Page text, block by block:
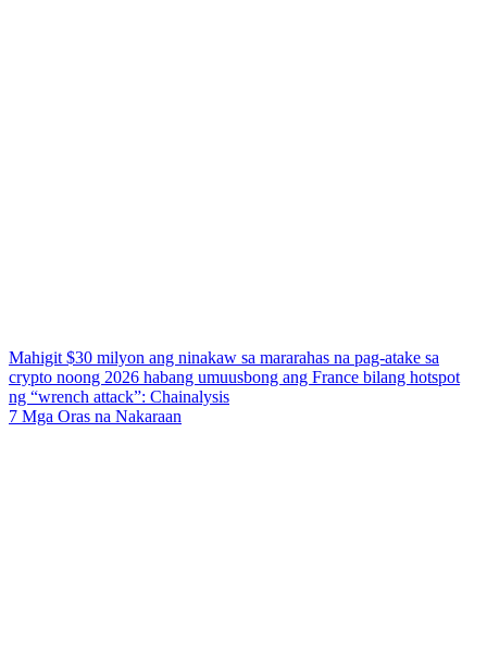
Mahigit $30 milyon ang ninakaw sa mararahas na pag-atake sa
crypto noong 2026 habang umuusbong ang France bilang hotspot
ng “wrench attack”: Chainalysis
7 Mga Oras na Nakaraan